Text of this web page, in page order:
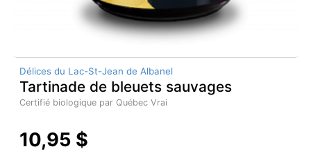
Délices du Lac-St-Jean de Albanel
Tartinade de bleuets sauvages
Certifié biologique par Québec Vrai
10,95 $